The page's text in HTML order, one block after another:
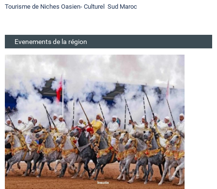
Tourisme de Niches Oasien- Culturel Sud Maroc
Evenements de la région